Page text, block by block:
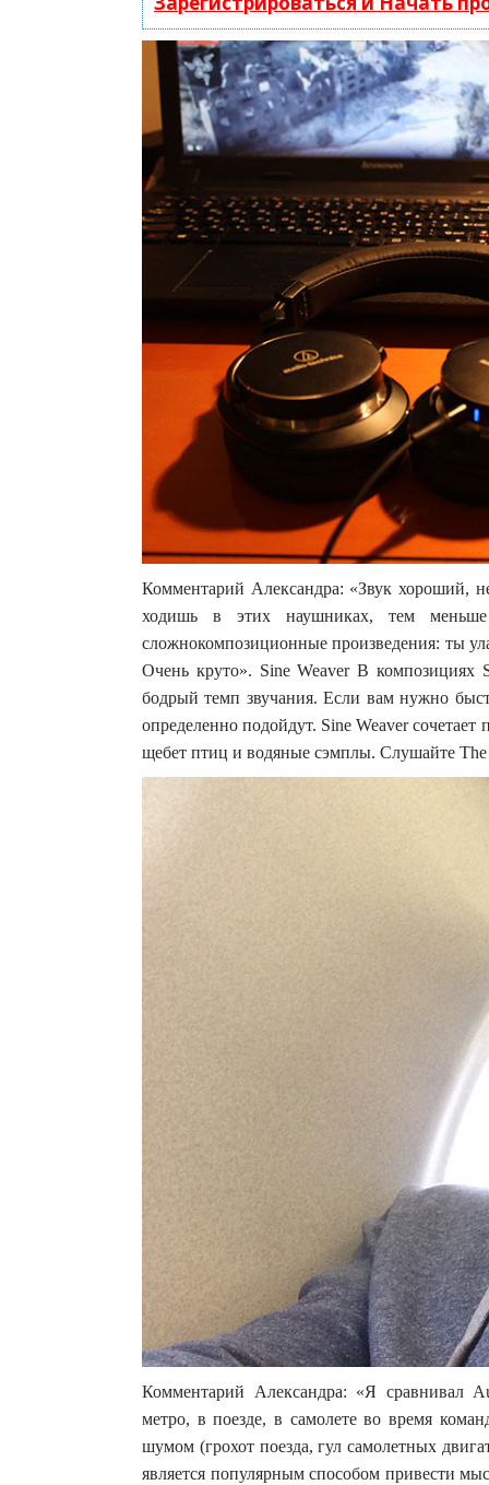
Комментарий Александра: «Звук хороший,
ходишь в этих наушниках, тем
сложнокомпозиционные произведения: ты
Очень круто». Sine Weaver В композициях
бодрый темп звучания. Если вам нужно
определенно подойдут. Sine Weaver
щебет птиц и водяные сэмплы. Слушайте
Комментарий Александра: «Я сравнивал
метро, в поезде, в самолете во время
шумом (грохот поезда, гул самолетных
является популярным способом привести